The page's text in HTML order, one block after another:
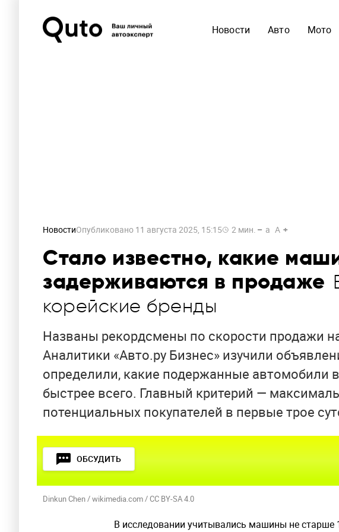
Новости Авто Мото
НовостиОпубликовано 11 августа 2025, 15:15 2 мин. a A
Стало известно, какие
задерживаются в продаже
корейские бренды
Названы рекордсмены по скорости продажи
Аналитики «Авто.ру Бизнес» изучили
определили, какие подержанные автомобили
быстрее всего. Главный критерий —
потенциальных покупателей в первые трое
ОБСУДИТЬ
Dinkun Chen / wikimedia.com / CC BY-SA 4.0
В исследовании учитывались машины не старше